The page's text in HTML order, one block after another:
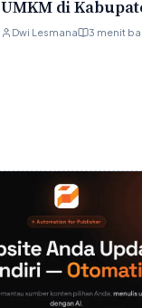
UMKM di
Belum Kantongi
Dwi Lesmana 3 menit